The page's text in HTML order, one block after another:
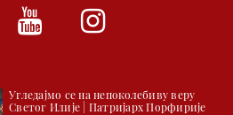
Угледајмо се на непоколебиву веру
Светог Илије | Патријарх Порфирије